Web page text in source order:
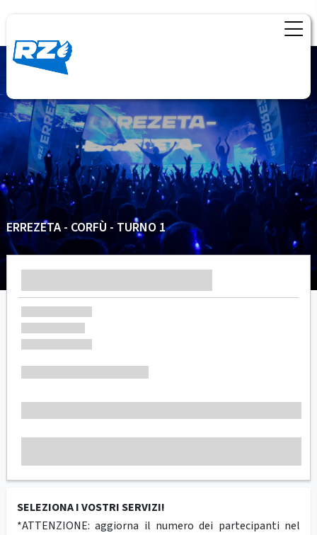
ERREZETA - CORFÙ - TURNO 1
SELEZIONA I VOSTRI SERVIZI!
*ATTENZIONE: aggiorna il numero dei partecipanti nel